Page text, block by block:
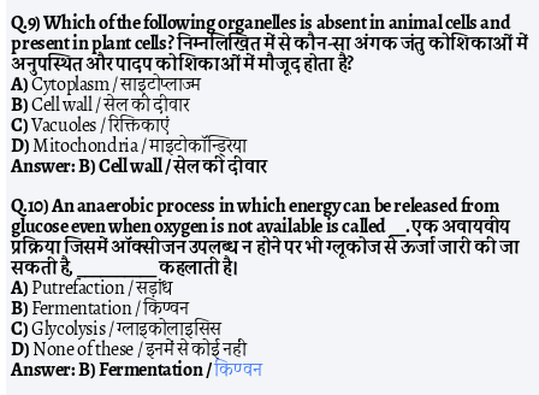
Q.9) Which of the following organelles is absent in animal cells and
present in plant cells? निम्नलिखित में से कौन-सा अंगक जंतु कोशिकाओं में
अनुपस्थित और पादप कोशिकाओं में मौजूद होता है?
A)Cytoplasm / साइटोप्लाज्म
B)Cell wall / सेल की दीवार
C)Vacuoles / रिक्तिकाएं
D)Mitochondria / माइटोकॉन्ड्रिया
Answer:B) Cell wall / सेल की दीवार
Q.10) An anaerobic process in which energy can be released from
glucose even when oxygen is not available is called __. एक अवायवीय
प्रक्रिया जिसमें ऑक्सीजन उपलब्ध न होने पर भी ग्लूकोज से ऊर्जा जारी की जा
सकती है, __________ कहलाती है।
A)Putrefaction / सड़ांध
B)Fermentation / किण्वन
C)Glycolysis / ग्लाइकोलाइसिस
D)None of these / इनमें से कोई नहीं
Answer:B) Fermentation /किण्वन